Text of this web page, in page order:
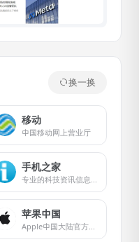
换一换
移动
中国移动网上营业厅
手机之家
专业的科技资讯信息分享网站
苹果中国
Apple中国大陆官方网站